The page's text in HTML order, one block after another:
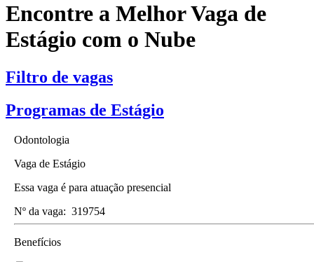
Encontre a Melhor Vaga de
Estágio com o Nube
Filtro de vagas
Programas de Estágio
Odontologia
Vaga de Estágio
Essa vaga é para atuação presencial
Nº da vaga: 319754
Benefícios